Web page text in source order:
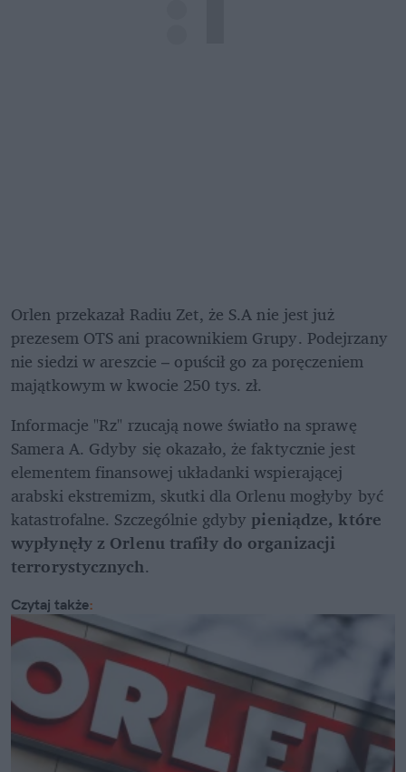
Orlen przekazał Radiu Zet, że S.A nie jest już
prezesem OTS ani pracownikiem Grupy. Podejrzany
nie siedzi w areszcie – opuścił go za poręczeniem
majątkowym w kwocie 250 tys. zł.
Informacje "Rz" rzucają nowe światło na sprawę
Samera A. Gdyby się okazało, że faktycznie jest
elementem finansowej układanki wspierającej
arabski ekstremizm, skutki dla Orlenu mogłyby być
katastrofalne. Szczególnie gdyby pieniądze, które
wypłynęły z Orlenu trafiły do organizacji
terrorystycznych.
Czytaj także: